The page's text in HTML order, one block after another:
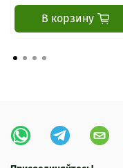
В корзину